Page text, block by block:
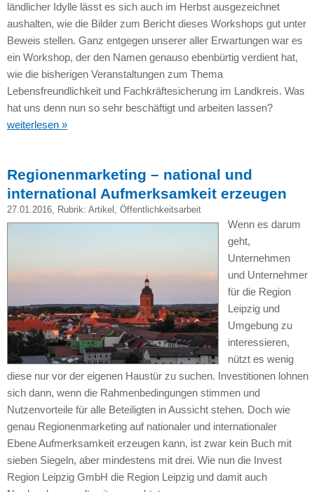
ländlicher Idylle lässt es sich auch im Herbst ausgezeichnet
aushalten, wie die Bilder zum Bericht dieses Workshops gut unter
Beweis stellen. Ganz entgegen unserer aller Erwartungen war es
ein Workshop, der den Namen genauso ebenbürtig verdient hat,
wie die bisherigen Veranstaltungen zum Thema
Lebensfreundlichkeit und Fachkräftesicherung im Landkreis. Was
hat uns denn nun so sehr beschäftigt und arbeiten lassen?
weiterlesen »
Regionenmarketing – national und
international Aufmerksamkeit erzeugen
27.01.2016, Rubrik: Artikel , Öffentlichkeitsarbeit
Wenn es darum
geht,
Unternehmen
und Unternehmer
für die Region
Leipzig und
Umgebung zu
interessieren,
nützt es wenig
diese nur vor der eigenen Haustür zu suchen. Investitionen lohnen
sich dann, wenn die Rahmenbedingungen stimmen und
Nutzenvorteile für alle Beteiligten in Aussicht stehen. Doch wie
genau Regionenmarketing auf nationaler und internationaler
Ebene Aufmerksamkeit erzeugen kann, ist zwar kein Buch mit
sieben Siegeln, aber mindestens mit drei. Wie nun die Invest
Region Leipzig GmbH die Region Leipzig und damit auch